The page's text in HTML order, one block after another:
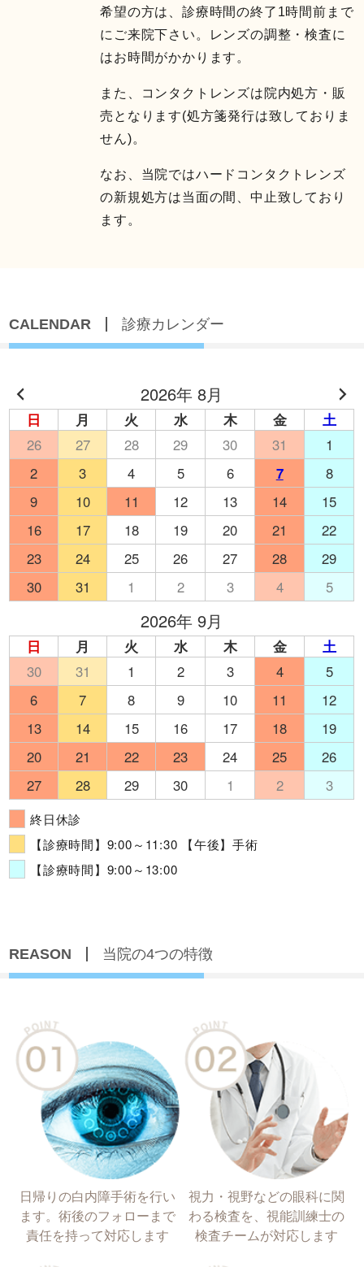
希望の方は、診療時間の終了1時間前まで
にご来院下さい。レンズの調整・検査に
はお時間がかかります。
また、コンタクトレンズは院内処方・販
売となります(処方箋発行は致しておりま
せん)。
なお、当院ではハードコンタクトレンズ
の新規処方は当面の間、中止致しており
ます。
CALENDAR 診療カレンダー
2026年 8月
日 月 火 水 木 金
土
26
27 28 29 30 31
1
2
3 4 5 6 7
8
9
10 11 12 13 14
15
16
17 18 19 20 21
22
23
24 25 26 27 28
29
30
31 1 2 3 4 5
2026年 9月
日 月 火 水 木 金
土
30
31 1 2 3 4
5
6
7 8 9 10 11
12
13
14 15 16 17 18
19
20
21 22 23 24 25
26
27
28 29 30 1 2 3
終日休診
【診療時間】9:00～11:30 【午後】手術
【診療時間】9:00～13:00
REASON 当院の4つの特徴
日帰りの白内障手術を行い
ます。術後のフォローまで
責任を持って対応します
視力・視野などの眼科に関
わる検査を、視能訓練士の
検査チームが対応します